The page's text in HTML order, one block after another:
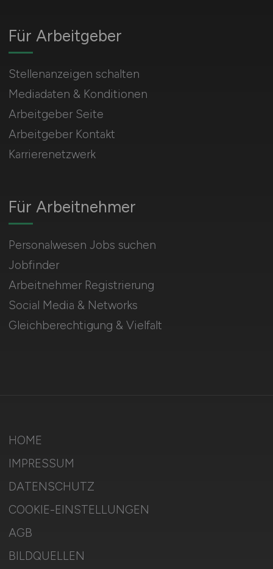
Für Arbeitnehmer
Personalwesen Jobs suchen
Jobfinder
Arbeitnehmer Registrierung
Social Media & Networks
Gleichberechtigung & Vielfalt
Für Arbeitgeber
Stellenanzeigen schalten
Mediadaten & Konditionen
Arbeitgeber Seite
Arbeitgeber Kontakt
Karrierenetzwerk
HOME
IMPRESSUM
DATENSCHUTZ
COOKIE-EINSTELLUNGEN
AGB
BILDQUELLEN